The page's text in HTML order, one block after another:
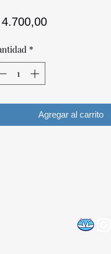
Precio
*
Agregar al carrito